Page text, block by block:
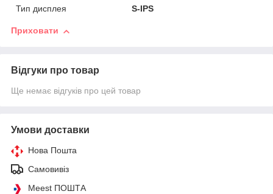
Тип дисплея S-IPS
Приховати
Відгуки про товар
Ще немає відгуків про цей товар
Умови доставки
Нова Пошта
Самовивіз
Meest ПОШТА